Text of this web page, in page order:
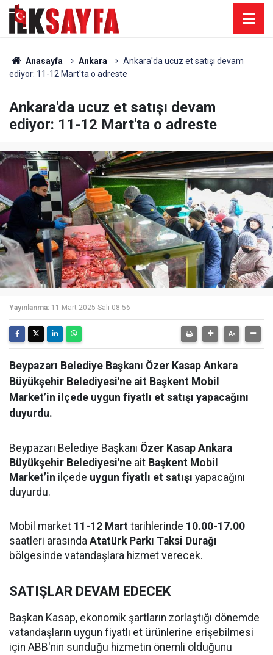
Anasayfa Ankara
Ankara'da ucuz et satışı devam
ediyor: 11-12 Mart'ta o adreste
Ankara'da ucuz et satışı devam
ediyor: 11-12 Mart'ta o adreste
Yayınlanma: 11 Mart 2025 Salı 08:56
Beypazarı Belediye Başkanı Özer Kasap Ankara
Büyükşehir Belediyesi'ne ait Başkent Mobil
Market’in ilçede uygun fiyatlı et satışı yapacağını
duyurdu.
Beypazarı Belediye Başkanı Özer Kasap Ankara
Büyükşehir Belediyesi'ne ait Başkent Mobil
Market’in ilçede uygun fiyatlı et satışı yapacağını
duyurdu.
Mobil market 11-12 Mart tarihlerinde 10.00-17.00
saatleri arasında Atatürk Parkı Taksi Durağı
bölgesinde vatandaşlara hizmet verecek.
SATIŞLAR DEVAM EDECEK
Başkan Kasap, ekonomik şartların zorlaştığı dönemde
vatandaşların uygun fiyatlı et ürünlerine erişebilmesi
için ABB'nin sunduğu hizmetin önemli olduğunu